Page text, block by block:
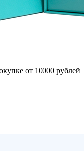
от 10000 рублей